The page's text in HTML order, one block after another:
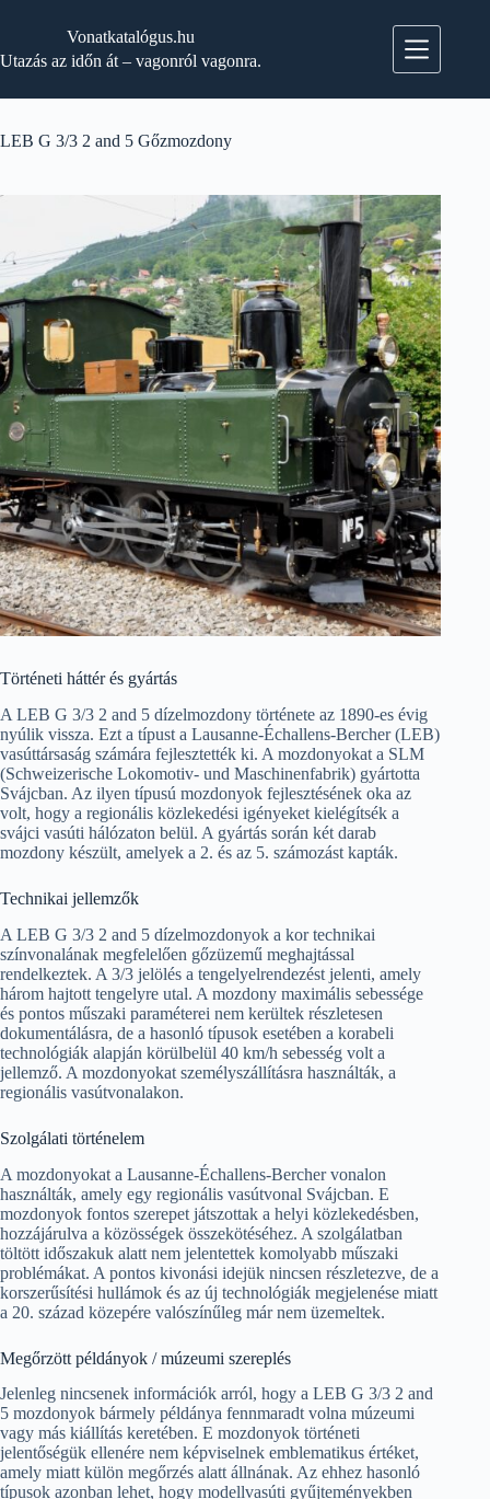
Vonatkatalógus.hu
Utazás az időn át – vagonról vagonra.
LEB G 3/3 2 and 5 Gőzmozdony
Történeti háttér és gyártás
A LEB G 3/3 2 and 5 dízelmozdony története az 1890-es évig
nyúlik vissza. Ezt a típust a Lausanne-Échallens-Bercher (LEB)
vasúttársaság számára fejlesztették ki. A mozdonyokat a SLM
(Schweizerische Lokomotiv- und Maschinenfabrik) gyártotta
Svájcban. Az ilyen típusú mozdonyok fejlesztésének oka az
volt, hogy a regionális közlekedési igényeket kielégítsék a
svájci vasúti hálózaton belül. A gyártás során két darab
mozdony készült, amelyek a 2. és az 5. számozást kapták.
Technikai jellemzők
A LEB G 3/3 2 and 5 dízelmozdonyok a kor technikai
színvonalának megfelelően gőzüzemű meghajtással
rendelkeztek. A 3/3 jelölés a tengelyelrendezést jelenti, amely
három hajtott tengelyre utal. A mozdony maximális sebessége
és pontos műszaki paraméterei nem kerültek részletesen
dokumentálásra, de a hasonló típusok esetében a korabeli
technológiák alapján körülbelül 40 km/h sebesség volt a
jellemző. A mozdonyokat személyszállításra használták, a
regionális vasútvonalakon.
Szolgálati történelem
A mozdonyokat a Lausanne-Échallens-Bercher vonalon
használták, amely egy regionális vasútvonal Svájcban. E
mozdonyok fontos szerepet játszottak a helyi közlekedésben,
hozzájárulva a közösségek összekötéséhez. A szolgálatban
töltött időszakuk alatt nem jelentettek komolyabb műszaki
problémákat. A pontos kivonási idejük nincsen részletezve, de a
korszerűsítési hullámok és az új technológiák megjelenése miatt
a 20. század közepére valószínűleg már nem üzemeltek.
Megőrzött példányok / múzeumi szereplés
Jelenleg nincsenek információk arról, hogy a LEB G 3/3 2 and
5 mozdonyok bármely példánya fennmaradt volna múzeumi
vagy más kiállítás keretében. E mozdonyok történeti
jelentőségük ellenére nem képviselnek emblematikus értéket,
amely miatt külön megőrzés alatt állnának. Az ehhez hasonló
típusok azonban lehet, hogy modellvasúti gyűjteményekben